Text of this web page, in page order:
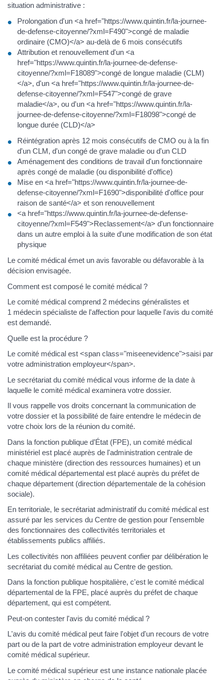
situation administrative :
Prolongation d'un <a href="https://www.quintin.fr/la-journee-
de-defense-citoyenne/?xml=F490">congé de maladie
ordinaire (CMO)</a> au-delà de 6 mois consécutifs
Attribution et renouvellement d'un <a
href="https://www.quintin.fr/la-journee-de-defense-
citoyenne/?xml=F18089">congé de longue maladie (CLM)
</a>, d'un <a href="https://www.quintin.fr/la-journee-de-
defense-citoyenne/?xml=F547">congé de grave
maladie</a>, ou d'un <a href="https://www.quintin.fr/la-
journee-de-defense-citoyenne/?xml=F18098">congé de
longue durée (CLD)</a>
Réintégration après 12 mois consécutifs de CMO ou à la fin
d'un CLM, d'un congé de grave maladie ou d'un CLD
Aménagement des conditions de travail d'un fonctionnaire
après congé de maladie (ou disponibilité d'office)
Mise en <a href="https://www.quintin.fr/la-journee-de-
defense-citoyenne/?xml=F1690">disponibilité d'office pour
raison de santé</a> et son renouvellement
<a href="https://www.quintin.fr/la-journee-de-defense-
citoyenne/?xml=F549">Reclassement</a> d'un fonctionnaire
dans un autre emploi à la suite d'une modification de son état
physique
Le comité médical émet un avis favorable ou défavorable à la
décision envisagée.
Comment est composé le comité médical ?
Le comité médical comprend 2 médecins généralistes et
1 médecin spécialiste de l'affection pour laquelle l'avis du comité
est demandé.
Quelle est la procédure ?
Le comité médical est <span class="miseenevidence">saisi par
votre administration employeur</span>.
Le secrétariat du comité médical vous informe de la date à
laquelle le comité médical examinera votre dossier.
Il vous rappelle vos droits concernant la communication de
votre dossier et la possibilité de faire entendre le médecin de
votre choix lors de la réunion du comité.
Dans la fonction publique d’État (FPE), un comité médical
ministériel est placé auprès de l'administration centrale de
chaque ministère (direction des ressources humaines) et un
comité médical départemental est placé auprès du préfet de
chaque département (direction départementale de la cohésion
sociale).
En territoriale, le secrétariat administratif du comité médical est
assuré par les services du Centre de gestion pour l'ensemble
des fonctionnaires des collectivités territoriales et
établissements publics affiliés.
Les collectivités non affiliées peuvent confier par délibération le
secrétariat du comité médical au Centre de gestion.
Dans la fonction publique hospitalière, c'est le comité médical
départemental de la FPE, placé auprès du préfet de chaque
département, qui est compétent.
Peut-on contester l'avis du comité médical ?
L'avis du comité médical peut faire l'objet d'un recours de votre
part ou de la part de votre administration employeur devant le
comité médical supérieur.
Le comité médical supérieur est une instance nationale placée